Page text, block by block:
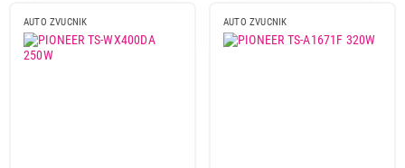
AUTO ZVUCNIK AUTO ZVUCNIK